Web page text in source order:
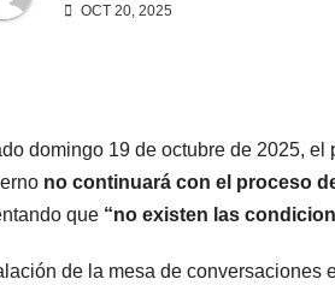
OCT 20, 2025
domingo 19 de octubre de 2025, el
no continuará con el proceso
que “no existen las
de la mesa de conversaciones